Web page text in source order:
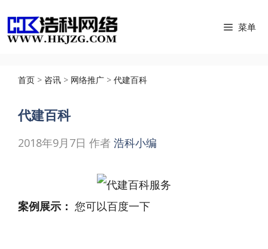
至
菜单
首页 > 咨讯 > 网络推广 > 代建百科
代建百科
2018年9月7日 作者 浩科小编
案例展示： 您可以百度一下